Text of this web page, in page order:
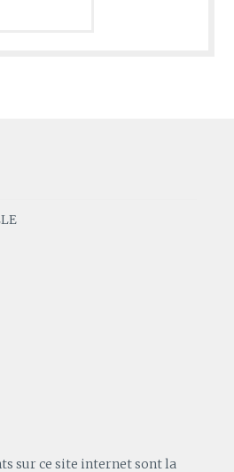
sur ce site internet sont la